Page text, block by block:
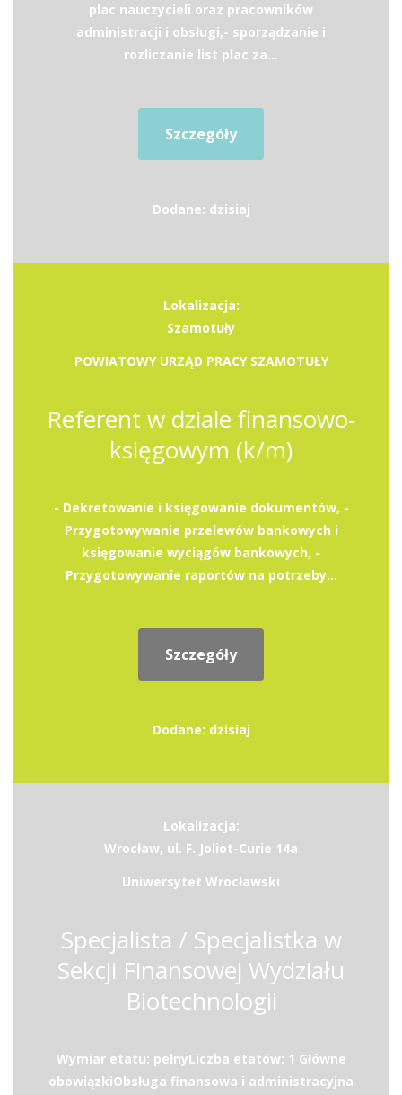
plac nauczycieli oraz pracowników
administracji i obsługi,- sporządzanie i
rozliczanie list plac za...
Szczegóły
Dodane: dzisiaj
Lokalizacja:
Szamotuły
POWIATOWY URZĄD PRACY SZAMOTUŁY
Referent w dziale finansowo-
księgowym (k/m)
- Dekretowanie i księgowanie dokumentów, -
Przygotowywanie przelewów bankowych i
księgowanie wyciągów bankowych, -
Przygotowywanie raportów na potrzeby...
Szczegóły
Dodane: dzisiaj
Lokalizacja:
Wrocław, ul. F. Joliot-Curie 14a
Uniwersytet Wrocławski
Specjalista / Specjalistka w
Sekcji Finansowej Wydziału
Biotechnologii
Wymiar etatu: pełnyLiczba etatów: 1 Główne
obowiązkiObsługa finansowa i administracyjna